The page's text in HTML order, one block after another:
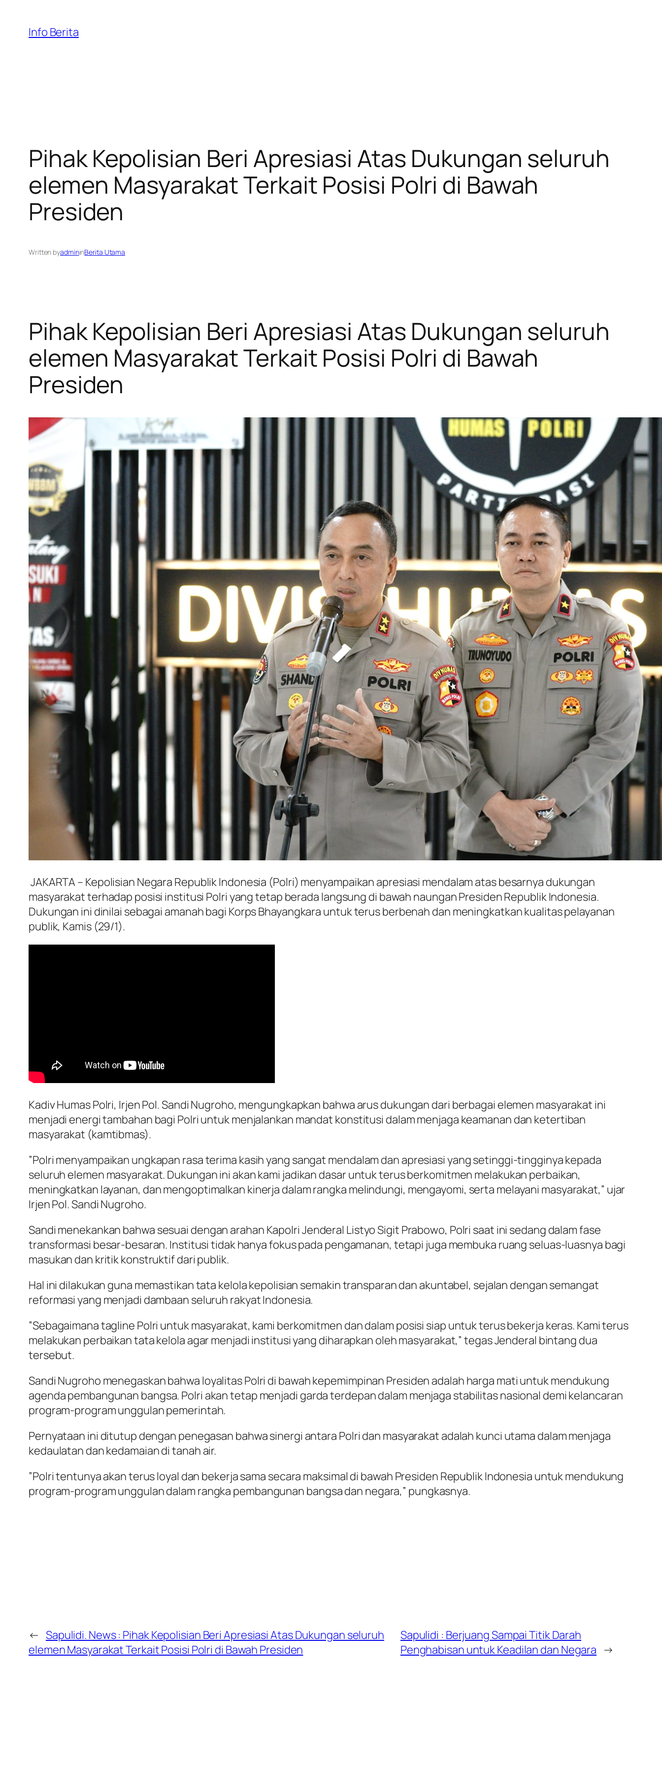
content
Info Berita
Pihak Kepolisian Beri Apresiasi Atas Dukungan seluruh
elemen Masyarakat Terkait Posisi Polri di Bawah
Presiden
Written byadmininBerita Utama
Pihak Kepolisian Beri Apresiasi Atas Dukungan seluruh
elemen Masyarakat Terkait Posisi Polri di Bawah
Presiden
​JAKARTA – Kepolisian Negara Republik Indonesia (Polri) menyampaikan apresiasi mendalam atas besarnya dukungan
masyarakat terhadap posisi institusi Polri yang tetap berada langsung di bawah naungan Presiden Republik Indonesia.
Dukungan ini dinilai sebagai amanah bagi Korps Bhayangkara untuk terus berbenah dan meningkatkan kualitas pelayanan
publik, Kamis (29/1).
​Kadiv Humas Polri, Irjen Pol. Sandi Nugroho, mengungkapkan bahwa arus dukungan dari berbagai elemen masyarakat ini
menjadi energi tambahan bagi Polri untuk menjalankan mandat konstitusi dalam menjaga keamanan dan ketertiban
masyarakat (kamtibmas).
​”Polri menyampaikan ungkapan rasa terima kasih yang sangat mendalam dan apresiasi yang setinggi-tingginya kepada
seluruh elemen masyarakat. Dukungan ini akan kami jadikan dasar untuk terus berkomitmen melakukan perbaikan,
meningkatkan layanan, dan mengoptimalkan kinerja dalam rangka melindungi, mengayomi, serta melayani masyarakat,” ujar
Irjen Pol. Sandi Nugroho.
​Sandi menekankan bahwa sesuai dengan arahan Kapolri Jenderal Listyo Sigit Prabowo, Polri saat ini sedang dalam fase
transformasi besar-besaran. Institusi tidak hanya fokus pada pengamanan, tetapi juga membuka ruang seluas-luasnya bagi
masukan dan kritik konstruktif dari publik.
​Hal ini dilakukan guna memastikan tata kelola kepolisian semakin transparan dan akuntabel, sejalan dengan semangat
reformasi yang menjadi dambaan seluruh rakyat Indonesia.
​”Sebagaimana tagline Polri untuk masyarakat, kami berkomitmen dan dalam posisi siap untuk terus bekerja keras. Kami terus
melakukan perbaikan tata kelola agar menjadi institusi yang diharapkan oleh masyarakat,” tegas Jenderal bintang dua
tersebut.
​Sandi Nugroho menegaskan bahwa loyalitas Polri di bawah kepemimpinan Presiden adalah harga mati untuk mendukung
agenda pembangunan bangsa. Polri akan tetap menjadi garda terdepan dalam menjaga stabilitas nasional demi kelancaran
program-program unggulan pemerintah.
​Pernyataan ini ditutup dengan penegasan bahwa sinergi antara Polri dan masyarakat adalah kunci utama dalam menjaga
kedaulatan dan kedamaian di tanah air.
​”Polri tentunya akan terus loyal dan bekerja sama secara maksimal di bawah Presiden Republik Indonesia untuk mendukung
program-program unggulan dalam rangka pembangunan bangsa dan negara,” pungkasnya.
← Sapulidi. News : Pihak Kepolisian Beri Apresiasi Atas Dukungan seluruh
elemen Masyarakat Terkait Posisi Polri di Bawah Presiden
Sapulidi : Berjuang Sampai Titik Darah
Penghabisan untuk Keadilan dan Negara →